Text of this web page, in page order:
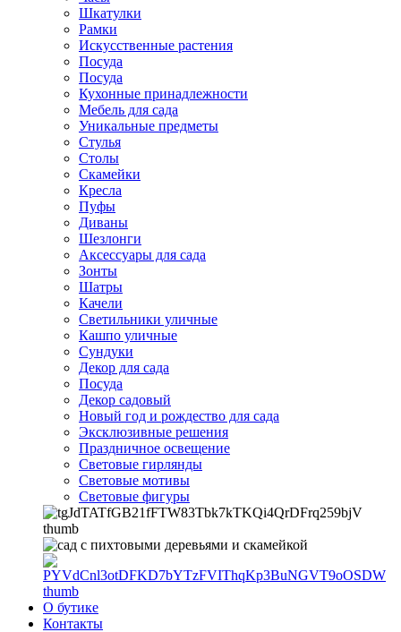
Шкатулки
Рамки
Искусственные растения
Посуда
Посуда
Кухонные принадлежности
Мебель для сада
Уникальные предметы
Стулья
Столы
Скамейки
Кресла
Пуфы
Диваны
Шезлонги
Аксессуары для сада
Зонты
Шатры
Качели
Cветильники уличные
Кашпо уличные
Сундуки
Декор для сада
Посуда
Декор садовый
Новый год и рождество для сада
Эксклюзивные решения
Праздничное освещение
Световые гирлянды
Световые мотивы
Световые фигуры
О бутике
Контакты